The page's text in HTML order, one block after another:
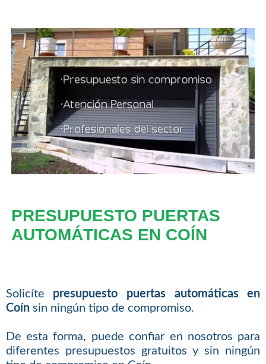
PRESUPUESTO PUERTAS
AUTOMÁTICAS EN COÍN
Solicíte presupuesto puertas automáticas en
Coínsin ningún tipo de compromiso.
De esta forma, puede confiar en nosotros para
diferentes presupuestos gratuitos y sin ningún